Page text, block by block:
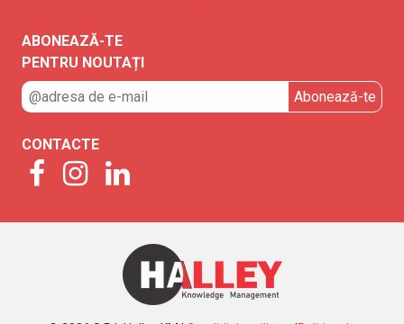
ABONEAZĂ-TE
PENTRU NOUTAȚI
CONTACTE